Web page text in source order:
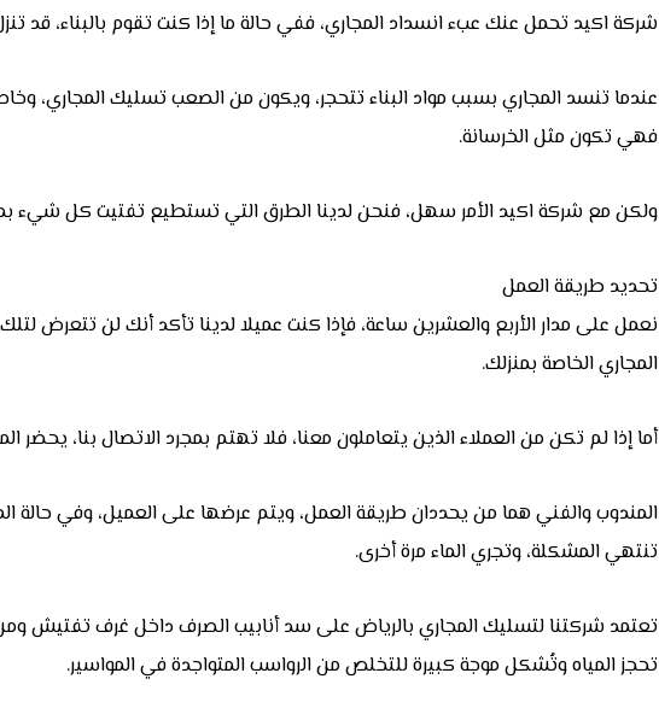
شركة اكيد تحمل عنك عبء انسداد المجاري، ففي حالة ما إذا كنت تقوم بالبناء، قد
عندما تنسد المجاري بسبب مواد البناء تتحجر، ويكون من الصعب تسليك المجاري،
فهي تكون مثل الخرسانة.
ولكن مع شركة اكيد الأمر سهل، فنحن لدينا الطرق التي تستطيع تفتيت كل شيء بما
تحديد طريقة العمل
نعمل على مدار الأربع والعشرين ساعة، فإذا كنت عميلا لدينا تأكد أنك لن تتعرض لتلك
المجاري الخاصة بمنزلك.
أما إذا لم تكن من العملاء الذين يتعاملون معنا، فلا تهتم بمجرد الاتصال بنا،
المندوب والفني هما من يحددان طريقة العمل، ويتم عرضها على العميل، وفي حالة
تنتهي المشكلة، وتجري الماء مرة أخرى.
تعتمد شركتنا لتسليك المجاري بالرياض على سد أنابيب الصرف داخل غرف تفتيش
تحجز المياه وتُشكل موجة كبيرة للتخلص من الرواسب المتواجدة في المواسير.